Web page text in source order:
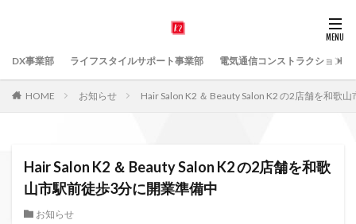
DX事業部 ライフスタイルサポート事業部 電気通信コンストラクション事
HOME お知らせ Hair Salon K2 ＆ Beauty Salon K2 の2店舗を和歌
Hair Salon K2 ＆ Beauty Salon K2 の2店舗を和歌
山市駅前徒歩3分に開業準備中
お知らせ